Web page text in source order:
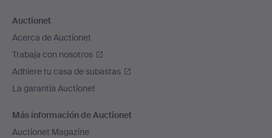
Auctionet
Acerca de Auctionet
Trabaja con nosotros
Adhiere tu casa de subastas
La garantía Auctionet
Más información de Auctionet
Auctionet Magazine